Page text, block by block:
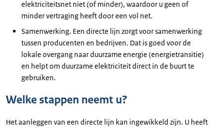
elektriciteitsnet niet (of minder), waardoor u geen of
minder vertraging heeft door een vol net.
Samenwerking. Een directe lijn zorgt voor samenwerking
tussen producenten en bedrijven. Dat is goed voor de
lokale overgang naar duurzame energie (energietransitie)
en helpt om duurzame elektriciteit direct in de buurt te
gebruiken.
Welke stappen neemt u?
Het aanleggen van een directe lijn kan ingewikkeld zijn. U heeft